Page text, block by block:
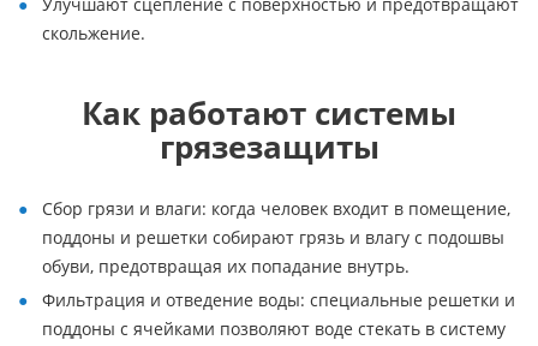
скольжение.
Как работают системы
грязезащиты
Сбор грязи и влаги: когда человек входит в помещение,
поддоны и решетки собирают грязь и влагу с подошвы
обуви, предотвращая их попадание внутрь.
Фильтрация и отведение воды: специальные решетки и
поддоны с ячейками позволяют воде стекать в систему